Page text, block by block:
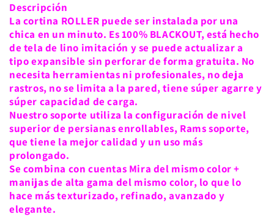
Descripción
La cortina ROLLER puede ser instalada por una
chica en un minuto. Es 100% BLACKOUT, está hecho
de tela de lino imitación y se puede actualizar a
tipo expansible sin perforar de forma gratuita. No
necesita herramientas ni profesionales, no deja
rastros, no se limita a la pared, tiene súper agarre y
súper capacidad de carga.
Nuestro soporte utiliza la configuración de nivel
superior de persianas enrollables, Rams soporte,
que tiene la mejor calidad y un uso más
prolongado.
Se combina con cuentas Mira del mismo color +
manijas de alta gama del mismo color, lo que lo
hace más texturizado, refinado, avanzado y
elegante.